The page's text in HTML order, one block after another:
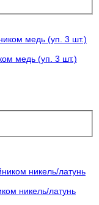
медь (уп. 3 шт.)
никель/латунь